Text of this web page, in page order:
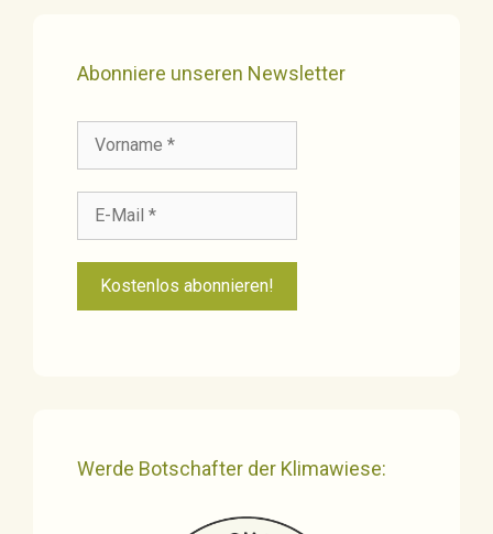
Abonniere unseren Newsletter
Werde Botschafter der Klimawiese: